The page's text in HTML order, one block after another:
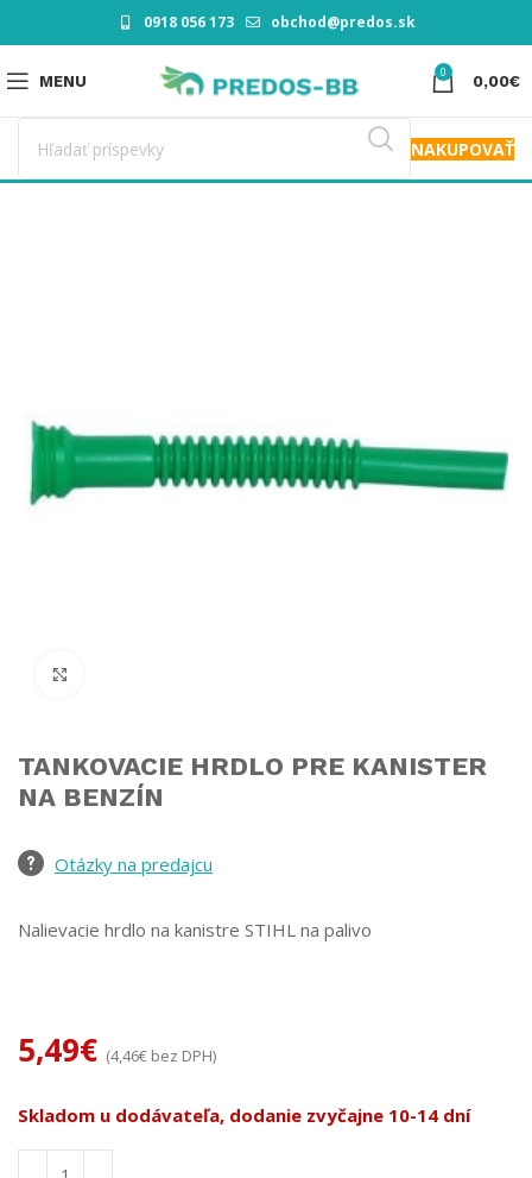
0918 056 173 obchod@predos.sk
MENU 0 0,00€
NAKUPOVAŤ
TANKOVACIE HRDLO PRE KANISTER
NA BENZÍN
Otázky na predajcu
Nalievacie hrdlo na kanistre STIHL na palivo
5,49€ (4,46€ bez DPH)
Skladom u dodávateľa, dodanie zvyčajne 10-14 dní